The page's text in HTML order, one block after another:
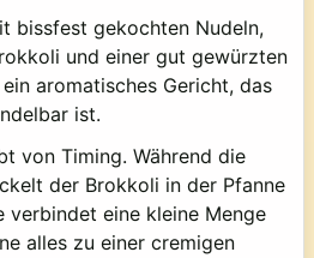
bissfest gekochten Nudeln,
und einer gut gewürzten
aromatisches Gericht, das
ist.
von Timing. Während die
der Brokkoli in der Pfanne
verbindet eine kleine Menge
alles zu einer cremigen